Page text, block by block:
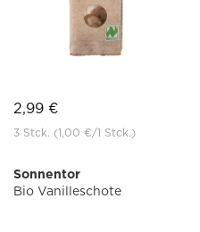
2,99 €
3 Stck. (1,00 €/1 Stck.)
Sonnentor
Bio Vanilleschote